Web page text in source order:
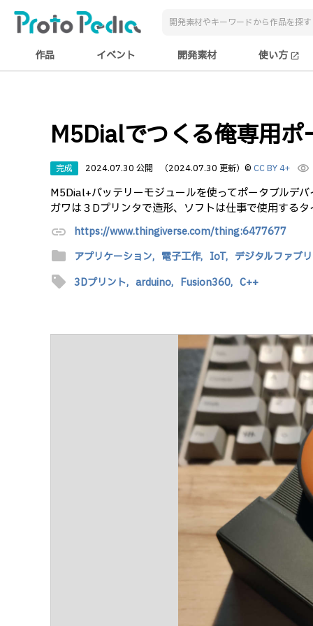
作品 イベント 開発素材 使い方 open_in_new
M5Dialでつくる俺専用ポ
完成 2024.07.30 公開 （2024.07.30 更新） © CC BY 4+ visibility
M5Dial+バッテリーモジュールを使ってポータブルデ
ガワは３Dプリンタで造形、ソフトは仕事で使用する
link https://www.thingiverse.com/thing:6477677
folder アプリケーション, 電子工作, IoT, デジタルファブ
sell 3Dプリント, arduino, Fusion360, C++